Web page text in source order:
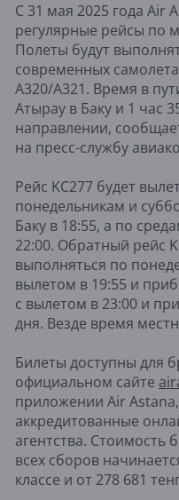
С 31 мая 2025 года Air
регулярные рейсы по
Полеты будут
современных
A320/A321. Время в
Атырау в Баку и 1 час
направлении,
на пресс-службу
Рейс KC277 будет
понедельникам и
Баку в 18:55, а по
22:00. Обратный рейс
выполняться по
вылетом в 19:55 и
с вылетом в 23:00 и
дня. Везде время
Билеты доступны для
официальном сайте
приложении Air
аккредитованные
агентства. Стоимость
всех сборов
классе и от 278 681